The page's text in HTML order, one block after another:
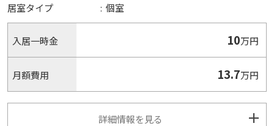
居室タイプ : 個室
入居一時金 10万円
月額費用 13.7万円
詳細情報を見る